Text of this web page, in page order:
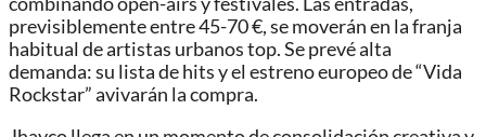
previsiblemente entre 45-70 €, se moverán en la franja
habitual de artistas urbanos top. Se prevé alta
demanda: su lista de hits y el estreno europeo de “Vida
Rockstar” avivarán la compra.